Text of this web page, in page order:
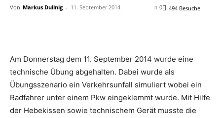
Von Markus Dullnig - 11. September 2014 494 Besuche
0
Am Donnerstag dem 11. September 2014 wurde eine
technische Übung abgehalten. Dabei wurde als
Übungsszenario ein Verkehrsunfall simuliert wobei ein
Radfahrer unter einem Pkw eingeklemmt wurde. Mit Hilfe
der Hebekissen sowie technischem Gerät musste die